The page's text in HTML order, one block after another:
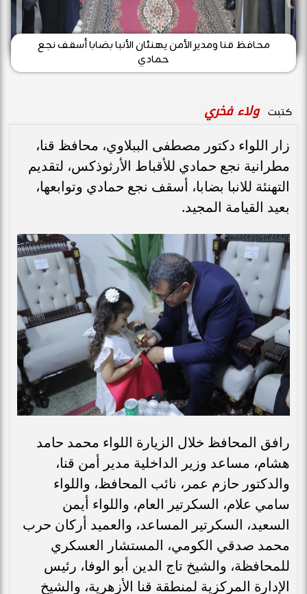
محافظ قنا ومدير الأمن يهنئان الأنبا بضابا أسقف نجع
حمادي
كتبت ولاء فخري
زار اللواء دكتور مصطفى الببلاوي، محافظ قنا،
مطرانية نجع حمادي للأقباط الأرثوذكس، لتقديم
التهنئة للانبا بضابا، أسقف نجع حمادي وتوابعها،
بعيد القيامة المجيد.
رافق المحافظ خلال الزيارة اللواء محمد حامد
هشام، مساعد وزير الداخلية مدير أمن قنا،
والدكتور حازم عمر، نائب المحافظ، واللواء
سامي علام، السكرتير العام، واللواء أيمن
السعيد، السكرتير المساعد، والعميد أركان حرب
محمد صدقي الكومي، المستشار العسكري
للمحافظة، والشيخ تاج الدين أبو الوفا، رئيس
الإدارة المركزية لمنطقة قنا الأزهرية، والشيخ